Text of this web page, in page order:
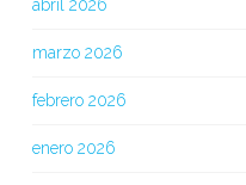
abril 2026
marzo 2026
febrero 2026
enero 2026